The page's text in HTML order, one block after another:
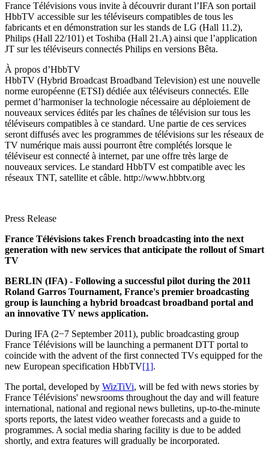
France Télévisions vous invite à découvrir durant l’IFA son portail
HbbTV accessible sur les téléviseurs compatibles de tous les
fabricants et en démonstration sur les stands de LG (Hall 11.2),
Philips (Hall 22/101) et Toshiba (Hall 21.A) ainsi que l’application
JT sur les téléviseurs connectés Philips en versions Bêta.
À propos d’HbbTV
HbbTV (Hybrid Broadcast Broadband Television) est une nouvelle
norme européenne (ETSI) dédiée aux téléviseurs connectés. Elle
permet d’harmoniser la technologie nécessaire au déploiement de
nouveaux services édités par les chaînes de télévision sur tous les
téléviseurs compatibles à ce standard. Une partie de ces services
seront diffusés avec les programmes de télévisions sur les réseaux de
TV numérique mais aussi pourront être complétés lorsque le
téléviseur est connecté à internet, par une offre très large de
nouveaux services. Le standard HbbTV est compatible avec les
réseaux TNT, satellite et câble. http://www.hbbtv.org
Press Release
France Télévisions takes French broadcasting into the next
generation with new services that anticipate the rollout of Smart
TV
BERLIN (IFA) - Following a successful pilot during the 2011
Roland Garros Tournament, France's premier broadcasting
group is launching a hybrid broadcast broadband portal and
an innovative TV news application.
During IFA (2−7 September 2011), public broadcasting group
France Télévisions will be launching a permanent DTT portal to
coincide with the advent of the first connected TVs equipped for the
new European specification HbbTV[1].
The portal, developed by WizTiVi, will be fed with news stories by
France Télévisions' newsrooms throughout the day and will feature
international, national and regional news bulletins, up-to-the-minute
sports reports, the latest video weather forecasts and a guide to
programmes. A social media sharing facility is due to be added
shortly, and extra features will gradually be incorporated.